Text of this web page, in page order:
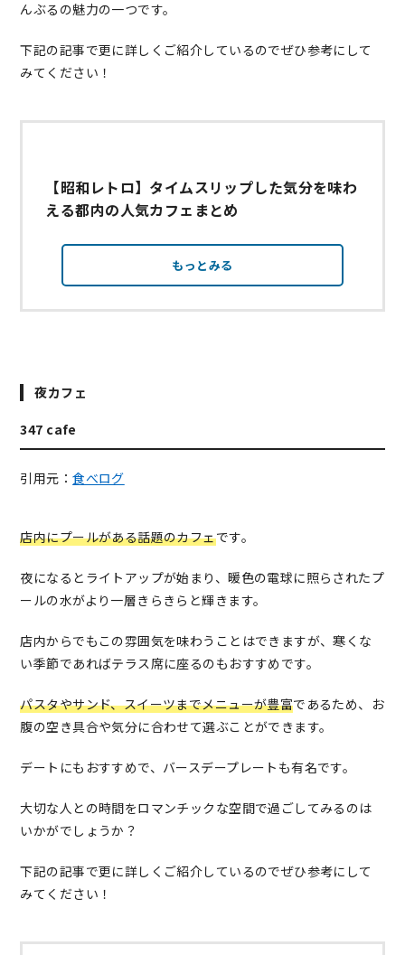
んぶるの魅力の一つです。
下記の記事で更に詳しくご紹介しているのでぜひ参考にして
みてください！
【昭和レトロ】タイムスリップした気分を味わ
える都内の人気カフェまとめ
もっとみる
夜カフェ
347 cafe
引用元：食べログ
店内にプールがある話題のカフェです。
夜になるとライトアップが始まり、暖色の電球に照らされたプ
ールの水がより一層きらきらと輝きます。
店内からでもこの雰囲気を味わうことはできますが、寒くな
い季節であればテラス席に座るのもおすすめです。
パスタやサンド、スイーツまでメニューが豊富であるため、お
腹の空き具合や気分に合わせて選ぶことができます。
デートにもおすすめで、バースデープレートも有名です。
大切な人との時間をロマンチックな空間で過ごしてみるのは
いかがでしょうか？
下記の記事で更に詳しくご紹介しているのでぜひ参考にして
みてください！